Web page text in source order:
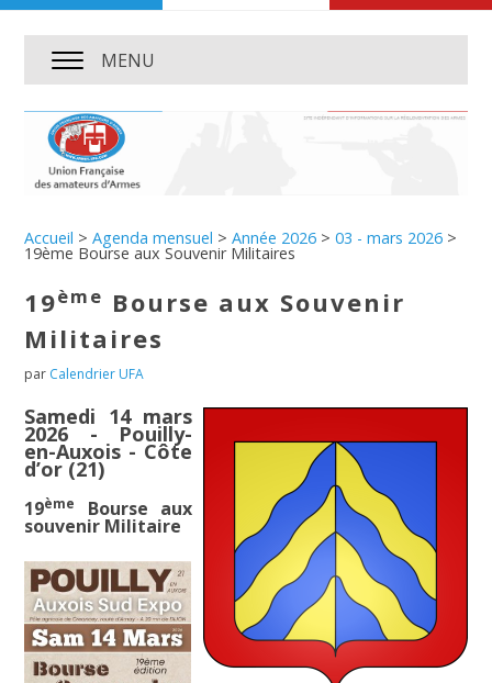
MENU
Accueil >Agenda mensuel >Année 2026 >03 - mars 2026 >
19ème Bourse aux Souvenir Militaires
19ème Bourse aux Souvenir
Militaires
par Calendrier UFA
Samedi 14 mars
2026 - Pouilly-
en-Auxois - Côte
d’or (21)
19ème Bourse aux
souvenir Militaire